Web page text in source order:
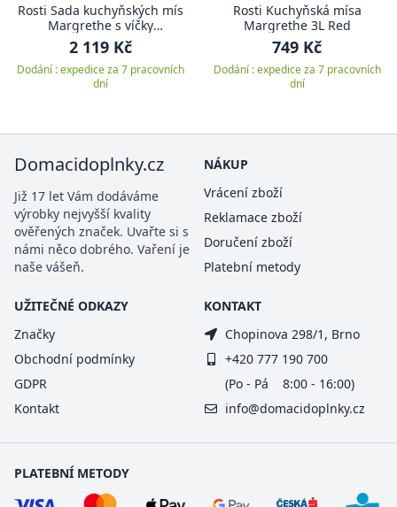
Rosti Sada kuchyňských mís
Margrethe s víčky
0,25+0,5+1,5+3L Curry
2 119 Kč
Dodání : expedice za 7 pracovních
dní
Rosti Kuchyňská mísa
Margrethe 3L Red
749 Kč
Dodání : expedice za 7 pracovních
dní
Domacidoplnky.cz
Již 17 let Vám dodáváme
výrobky nejvyšší kvality
ověřených značek. Uvařte si s
námi něco dobrého. Vaření je
naše vášeň.
NÁKUP
Vrácení zboží
Reklamace zboží
Doručení zboží
Platební metody
UŽITEČNÉ ODKAZY
Značky
Obchodní podmínky
GDPR
Kontakt
KONTAKT
Chopinova 298/1, Brno
+420 777 190 700
(Po - Pá 8:00 - 16:00)
info@domacidoplnky.cz
PLATEBNÍ METODY